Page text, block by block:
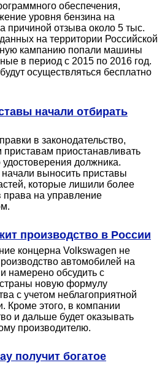
обеспечения,
уровня бензина на
причиной отзыва около 5 тыс.
на территории Российской
кампанию попали машины
в период с 2015 по 2016 год.
осуществляться бесплатно
начали отбирать
в законодательство,
приостанавливать
удостоверения должника.
выносить приставы
которые лишили более
права на управление
производство в России
концерна Volkswagen не
автомобилей на
намерено обсудить с
новую формулу
с учетом неблагоприятной
Кроме этого, в компании
и дальше будет оказывать
производителю.
получит богатое